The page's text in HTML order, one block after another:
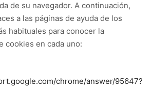
de su navegador. A continuación,
a las páginas de ayuda de los
habituales para conocer la
cookies en cada uno:
chrome/answer/95647?